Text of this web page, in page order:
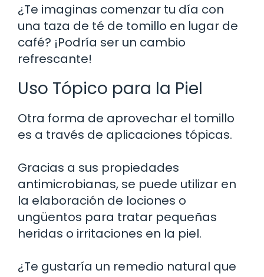
¿Te imaginas comenzar tu día con
una taza de té de tomillo en lugar de
café? ¡Podría ser un cambio
refrescante!
Uso Tópico para la Piel
Otra forma de aprovechar el tomillo
es a través de aplicaciones tópicas.
Gracias a sus propiedades
antimicrobianas, se puede utilizar en
la elaboración de lociones o
ungüentos para tratar pequeñas
heridas o irritaciones en la piel.
¿Te gustaría un remedio natural que